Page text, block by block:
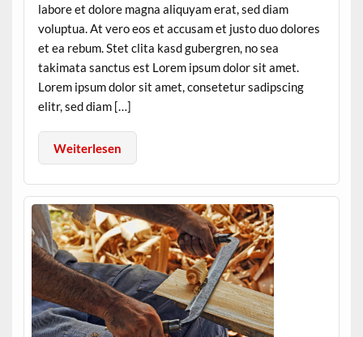
labore et dolore magna aliquyam erat, sed diam
voluptua. At vero eos et accusam et justo duo dolores
et ea rebum. Stet clita kasd gubergren, no sea
takimata sanctus est Lorem ipsum dolor sit amet.
Lorem ipsum dolor sit amet, consetetur sadipscing
elitr, sed diam […]
Weiterlesen